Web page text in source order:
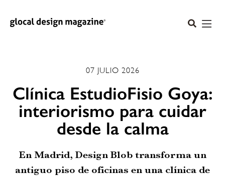
07 JULIO 2026
Clínica EstudioFisio Goya:
interiorismo para cuidar
desde la calma
En Madrid, Design Blob transforma un
antiguo piso de oficinas en una clínica de